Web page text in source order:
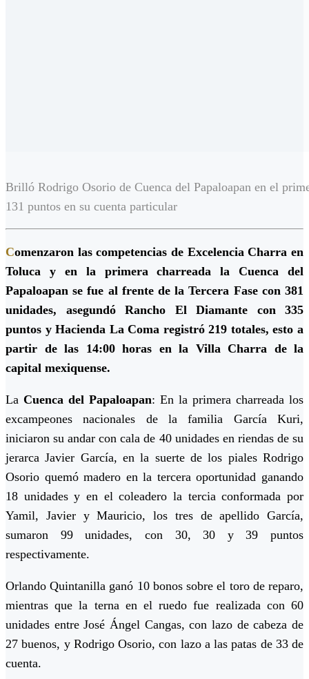
Brilló Rodrigo Osorio de Cuenca del Papaloapan en el
131 puntos en su cuenta particular
Comenzaron las competencias de Excelencia Charra en
Toluca y en la primera charreada la Cuenca del
Papaloapan se fue al frente de la Tercera Fase con 381
unidades, asegundó Rancho El Diamante con 335
puntos y Hacienda La Coma registró 219 totales, esto a
partir de las 14:00 horas en la Villa Charra de la
capital mexiquense.
La Cuenca del Papaloapan: En la primera charreada los
excampeones nacionales de la familia García Kuri,
iniciaron su andar con cala de 40 unidades en riendas de su
jerarca Javier García, en la suerte de los piales Rodrigo
Osorio quemó madero en la tercera oportunidad ganando
18 unidades y en el coleadero la tercia conformada por
Yamil, Javier y Mauricio, los tres de apellido García,
sumaron 99 unidades, con 30, 30 y 39 puntos
respectivamente.
Orlando Quintanilla ganó 10 bonos sobre el toro de reparo,
mientras que la terna en el ruedo fue realizada con 60
unidades entre José Ángel Cangas, con lazo de cabeza de
27 buenos, y Rodrigo Osorio, con lazo a las patas de 33 de
cuenta.